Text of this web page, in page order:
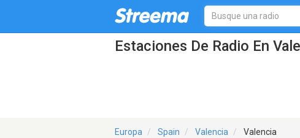
Estaciones De Radio En
Europa Spain Valencia Valencia